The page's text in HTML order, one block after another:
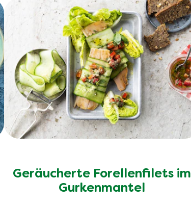
Geräucherte Forellenfilets im
Gurkenmantel